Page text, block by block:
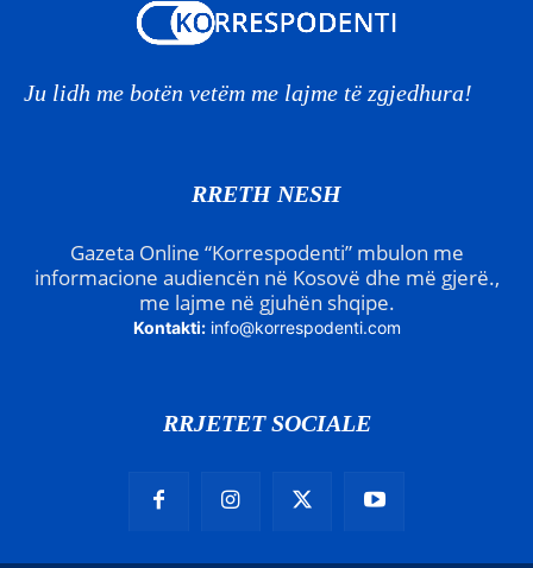
Ju lidh me botën vetëm me lajme të zgjedhura!
RRETH NESH
Gazeta Online “Korrespodenti” mbulon me
informacione audiencën në Kosovë dhe më gjerë.,
me lajme në gjuhën shqipe.
Kontakti: info@korrespodenti.com
RRJETET SOCIALE